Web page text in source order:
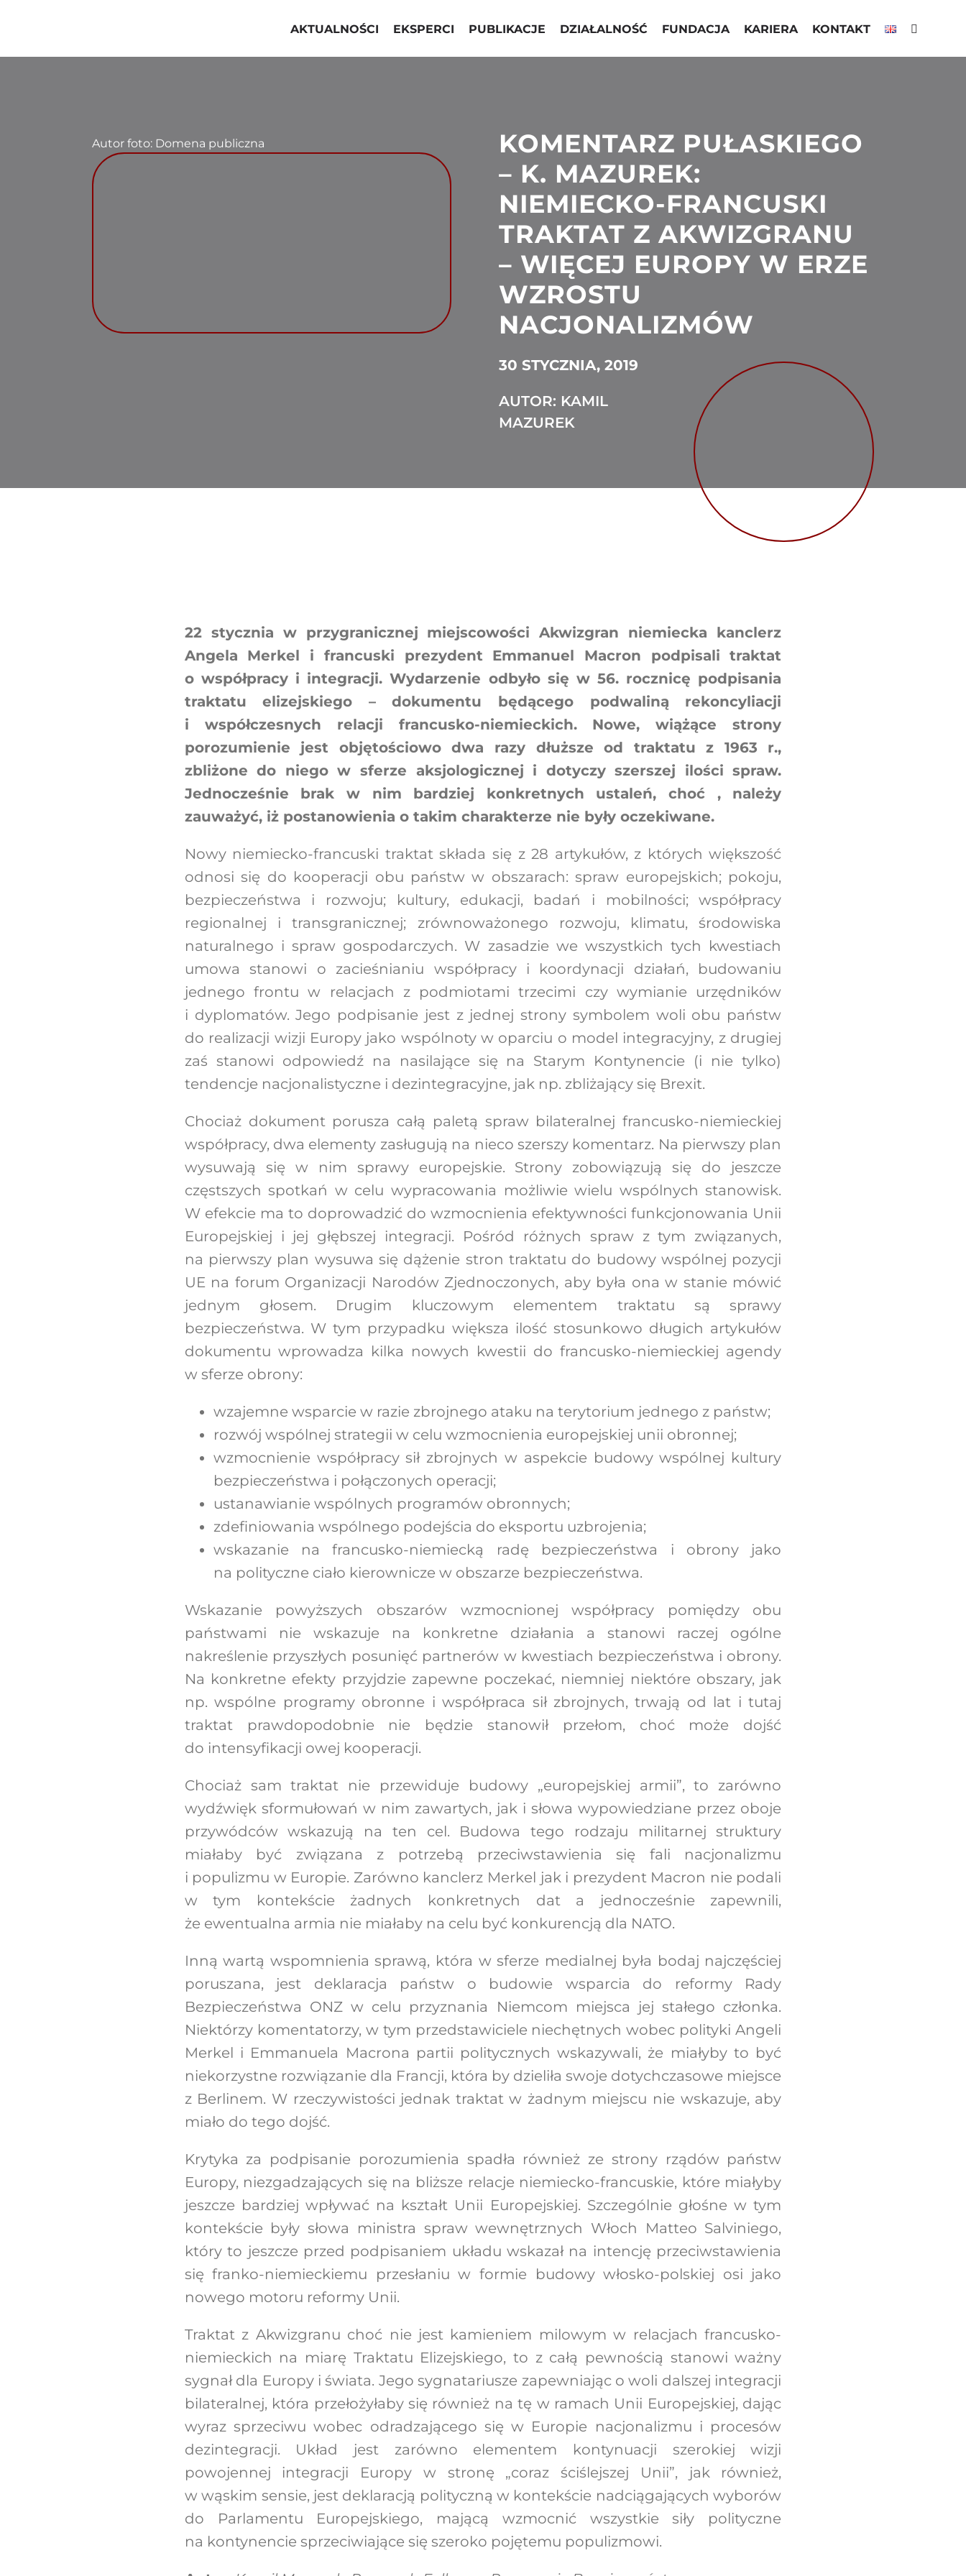
AKTUALNOŚCI EKSPERCI PUBLIKACJE DZIAŁALNOŚĆ FUNDACJA KARIERA KONTAKT
Autor foto: Domena publiczna
KOMENTARZ PUŁASKIEGO
– K. MAZUREK:
NIEMIECKO-FRANCUSKI
TRAKTAT Z AKWIZGRANU
– WIĘCEJ EUROPY W ERZE
WZROSTU
NACJONALIZMÓW
30 STYCZNIA, 2019
AUTOR: KAMIL
MAZUREK
22 stycznia w przygranicznej miejscowości Akwizgran niemiecka kanclerz
Angela Merkel i francuski prezydent Emmanuel Macron podpisali traktat
o współpracy i integracji. Wydarzenie odbyło się w 56. rocznicę podpisania
traktatu elizejskiego – dokumentu będącego podwaliną rekoncyliacji
i współczesnych relacji francusko-niemieckich. Nowe, wiążące strony
porozumienie jest objętościowo dwa razy dłuższe od traktatu z 1963 r.,
zbliżone do niego w sferze aksjologicznej i dotyczy szerszej ilości spraw.
Jednocześnie brak w nim bardziej konkretnych ustaleń, choć , należy
zauważyć, iż postanowienia o takim charakterze nie były oczekiwane.
Nowy niemiecko-francuski traktat składa się z 28 artykułów, z których większość
odnosi się do kooperacji obu państw w obszarach: spraw europejskich; pokoju,
bezpieczeństwa i rozwoju; kultury, edukacji, badań i mobilności; współpracy
regionalnej i transgranicznej; zrównoważonego rozwoju, klimatu, środowiska
naturalnego i spraw gospodarczych. W zasadzie we wszystkich tych kwestiach
umowa stanowi o zacieśnianiu współpracy i koordynacji działań, budowaniu
jednego frontu w relacjach z podmiotami trzecimi czy wymianie urzędników
i dyplomatów. Jego podpisanie jest z jednej strony symbolem woli obu państw
do realizacji wizji Europy jako wspólnoty w oparciu o model integracyjny, z drugiej
zaś stanowi odpowiedź na nasilające się na Starym Kontynencie (i nie tylko)
tendencje nacjonalistyczne i dezintegracyjne, jak np. zbliżający się Brexit.
Chociaż dokument porusza całą paletą spraw bilateralnej francusko-niemieckiej
współpracy, dwa elementy zasługują na nieco szerszy komentarz. Na pierwszy plan
wysuwają się w nim sprawy europejskie. Strony zobowiązują się do jeszcze
częstszych spotkań w celu wypracowania możliwie wielu wspólnych stanowisk.
W efekcie ma to doprowadzić do wzmocnienia efektywności funkcjonowania Unii
Europejskiej i jej głębszej integracji. Pośród różnych spraw z tym związanych,
na pierwszy plan wysuwa się dążenie stron traktatu do budowy wspólnej pozycji
UE na forum Organizacji Narodów Zjednoczonych, aby była ona w stanie mówić
jednym głosem. Drugim kluczowym elementem traktatu są sprawy
bezpieczeństwa. W tym przypadku większa ilość stosunkowo długich artykułów
dokumentu wprowadza kilka nowych kwestii do francusko-niemieckiej agendy
w sferze obrony:
wzajemne wsparcie w razie zbrojnego ataku na terytorium jednego z państw;
rozwój wspólnej strategii w celu wzmocnienia europejskiej unii obronnej;
wzmocnienie współpracy sił zbrojnych w aspekcie budowy wspólnej kultury
bezpieczeństwa i połączonych operacji;
ustanawianie wspólnych programów obronnych;
zdefiniowania wspólnego podejścia do eksportu uzbrojenia;
wskazanie na francusko-niemiecką radę bezpieczeństwa i obrony jako
na polityczne ciało kierownicze w obszarze bezpieczeństwa.
Wskazanie powyższych obszarów wzmocnionej współpracy pomiędzy obu
państwami nie wskazuje na konkretne działania a stanowi raczej ogólne
nakreślenie przyszłych posunięć partnerów w kwestiach bezpieczeństwa i obrony.
Na konkretne efekty przyjdzie zapewne poczekać, niemniej niektóre obszary, jak
np. wspólne programy obronne i współpraca sił zbrojnych, trwają od lat i tutaj
traktat prawdopodobnie nie będzie stanowił przełom, choć może dojść
do intensyfikacji owej kooperacji.
Chociaż sam traktat nie przewiduje budowy „europejskiej armii”, to zarówno
wydźwięk sformułowań w nim zawartych, jak i słowa wypowiedziane przez oboje
przywódców wskazują na ten cel. Budowa tego rodzaju militarnej struktury
miałaby być związana z potrzebą przeciwstawienia się fali nacjonalizmu
i populizmu w Europie. Zarówno kanclerz Merkel jak i prezydent Macron nie podali
w tym kontekście żadnych konkretnych dat a jednocześnie zapewnili,
że ewentualna armia nie miałaby na celu być konkurencją dla NATO.
Inną wartą wspomnienia sprawą, która w sferze medialnej była bodaj najczęściej
poruszana, jest deklaracja państw o budowie wsparcia do reformy Rady
Bezpieczeństwa ONZ w celu przyznania Niemcom miejsca jej stałego członka.
Niektórzy komentatorzy, w tym przedstawiciele niechętnych wobec polityki Angeli
Merkel i Emmanuela Macrona partii politycznych wskazywali, że miałyby to być
niekorzystne rozwiązanie dla Francji, która by dzieliła swoje dotychczasowe miejsce
z Berlinem. W rzeczywistości jednak traktat w żadnym miejscu nie wskazuje, aby
miało do tego dojść.
Krytyka za podpisanie porozumienia spadła również ze strony rządów państw
Europy, niezgadzających się na bliższe relacje niemiecko-francuskie, które miałyby
jeszcze bardziej wpływać na kształt Unii Europejskiej. Szczególnie głośne w tym
kontekście były słowa ministra spraw wewnętrznych Włoch Matteo Salviniego,
który to jeszcze przed podpisaniem układu wskazał na intencję przeciwstawienia
się franko-niemieckiemu przesłaniu w formie budowy włosko-polskiej osi jako
nowego motoru reformy Unii.
Traktat z Akwizgranu choć nie jest kamieniem milowym w relacjach francusko-
niemieckich na miarę Traktatu Elizejskiego, to z całą pewnością stanowi ważny
sygnał dla Europy i świata. Jego sygnatariusze zapewniając o woli dalszej integracji
bilateralnej, która przełożyłaby się również na tę w ramach Unii Europejskiej, dając
wyraz sprzeciwu wobec odradzającego się w Europie nacjonalizmu i procesów
dezintegracji. Układ jest zarówno elementem kontynuacji szerokiej wizji
powojennej integracji Europy w stronę „coraz ściślejszej Unii”, jak również,
w wąskim sensie, jest deklaracją polityczną w kontekście nadciągających wyborów
do Parlamentu Europejskiego, mającą wzmocnić wszystkie siły polityczne
na kontynencie sprzeciwiające się szeroko pojętemu populizmowi.